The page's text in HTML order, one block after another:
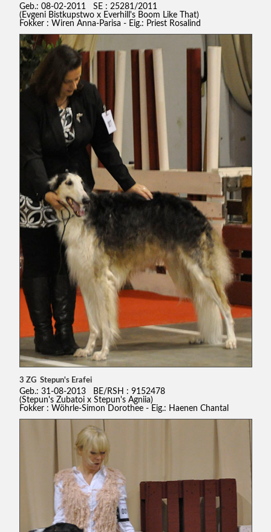
Geb.: 08-02-2011 SE : 25281/2011
(Evgeni Bistkupstwo x Everhill's Boom Like That)
Fokker : Wiren Anna-Parisa - Eig.: Priest Rosalind
3 ZG Stepun's Erafei
Geb.: 31-08-2013 BE/RSH : 9152478
(Stepun's Zubatoi x Stepun's Agniia)
Fokker : Wöhrle-Simon Dorothee - Eig.: Haenen Chantal